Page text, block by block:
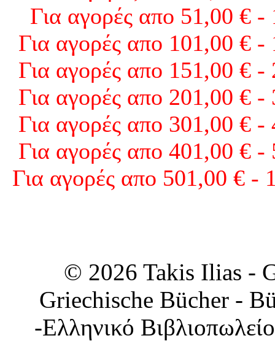
Για αγορές απο 51,00 €
Για αγορές απο 101,00 €
Για αγορές απο 151,00 €
Για αγορές απο 201,00 €
Για αγορές απο 301,00 €
Για αγορές απο 401,00 €
Για αγορές απο 501,00 € -
© 2026 Takis Ilias -
Griechische Bücher -
-Ελληνικό